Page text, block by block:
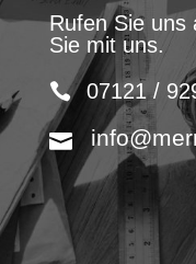
Rufen Sie uns
Sie mit uns.
07121 /